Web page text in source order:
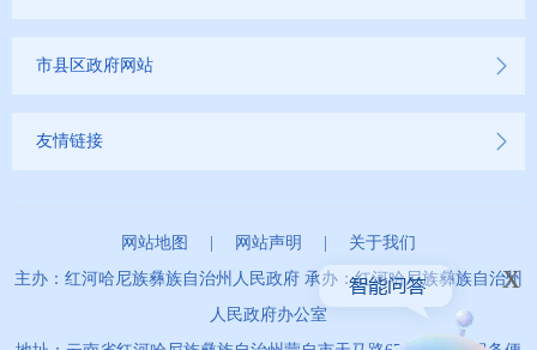
新闻发布
权责清单
市县区政府网站
友情链接
网站地图 | 网站声明 | 关于我们
主办：红河哈尼族彝族自治州人民政府 承办：红河哈尼族彝族自治州
人民政府办公室
x